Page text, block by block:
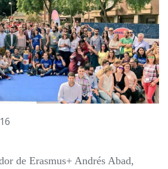
de Erasmus+ Andrés Abad,